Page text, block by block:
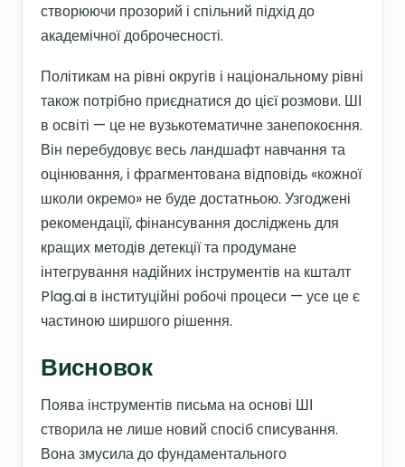
створюючи прозорий і спільний підхід до
академічної доброчесності.
Політикам на рівні округів і національному рівні
також потрібно приєднатися до цієї розмови. ШІ
в освіті — це не вузькотематичне занепокоєння.
Він перебудовує весь ландшафт навчання та
оцінювання, і фрагментована відповідь «кожної
школи окремо» не буде достатньою. Узгоджені
рекомендації, фінансування досліджень для
кращих методів детекції та продумане
інтегрування надійних інструментів на кшталт
Plag.ai в інституційні робочі процеси — усе це є
частиною ширшого рішення.
Висновок
Поява інструментів письма на основі ШІ
створила не лише новий спосіб списування.
Вона змусила до фундаментального